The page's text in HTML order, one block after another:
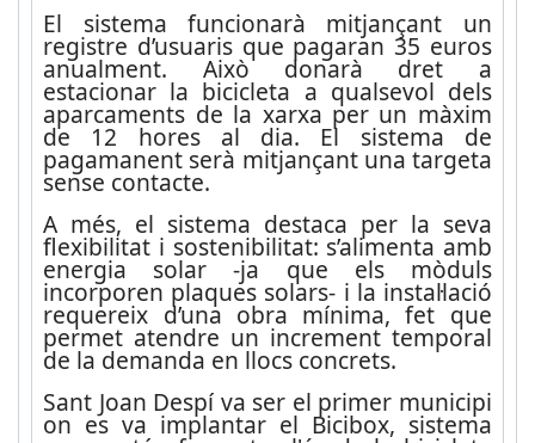
El sistema funcionarà mitjançant un
registre d’usuaris que pagaran 35 euros
anualment. Això donarà dret a
estacionar la bicicleta a qualsevol dels
aparcaments de la xarxa per un màxim
de 12 hores al dia. El sistema de
pagamanent serà mitjançant una targeta
sense contacte.
A més, el sistema destaca per la seva
flexibilitat i sostenibilitat: s’alimenta amb
energia solar -ja que els mòduls
incorporen plaques solars- i la instal·lació
requereix d’una obra mínima, fet que
permet atendre un increment temporal
de la demanda en llocs concrets.
Sant Joan Despí va ser el primer municipi
on es va implantar el Bicibox, sistema